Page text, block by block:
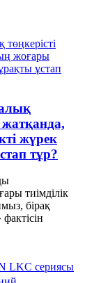
жатқанда,
жүрек
тұр?
тиімділік
бірақ